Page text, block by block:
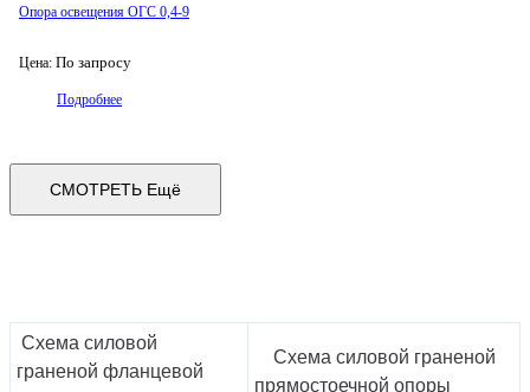
Опора освещения ОГС 0,4-9
Цена: По запросу
Подробнее
СМОТРЕТЬ Ещё
Схема силовой
граненой фланцевой
Схема силовой граненой
прямостоечной опоры